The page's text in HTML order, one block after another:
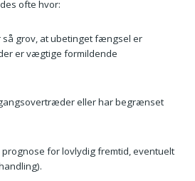
ofte hvor:
så grov, at ubetinget fængsel er
er vægtige formildende
eller har begrænset
for lovlydig fremtid, eventuelt